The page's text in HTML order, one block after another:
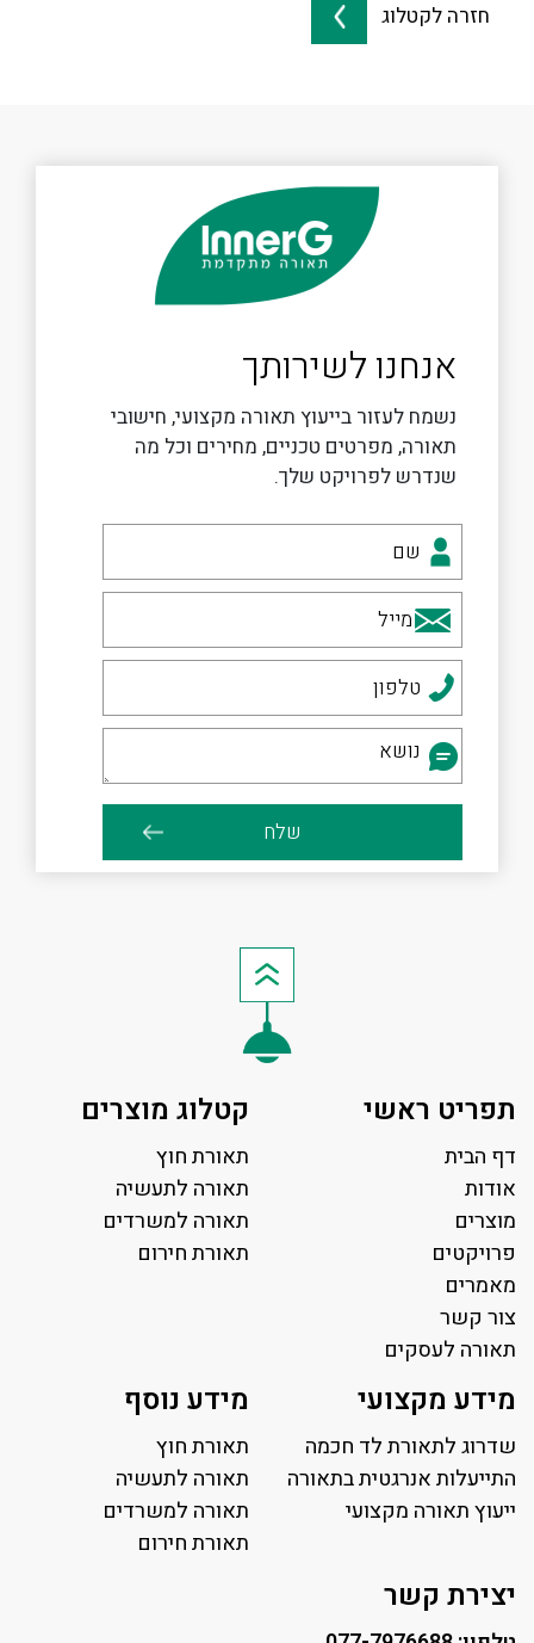
חזרה לקטלוג
אנחנו לשירותך
נשמח לעזור בייעוץ תאורה מקצועי, חישובי
תאורה, מפרטים טכניים, מחירים וכל מה
שנדרש לפרויקט שלך.
תפריט ראשי
דף הבית
אודות
מוצרים
פרויקטים
מאמרים
צור קשר
תאורה לעסקים
פאנל לד
פרופיל תאורה
תאורה לאולמות ספורט
תאורה למגרשי טניס
קטלוג מוצרים
תאורת חוץ
תאורה לתעשיה
תאורה למשרדים
תאורת חירום
מידע מקצועי
שדרוג לתאורת לד חכמה
התייעלות אנרגטית בתאורה
ייעוץ תאורה מקצועי
מידע נוסף
תאורת חוץ
תאורה לתעשיה
תאורה למשרדים
תאורת חירום
יצירת קשר